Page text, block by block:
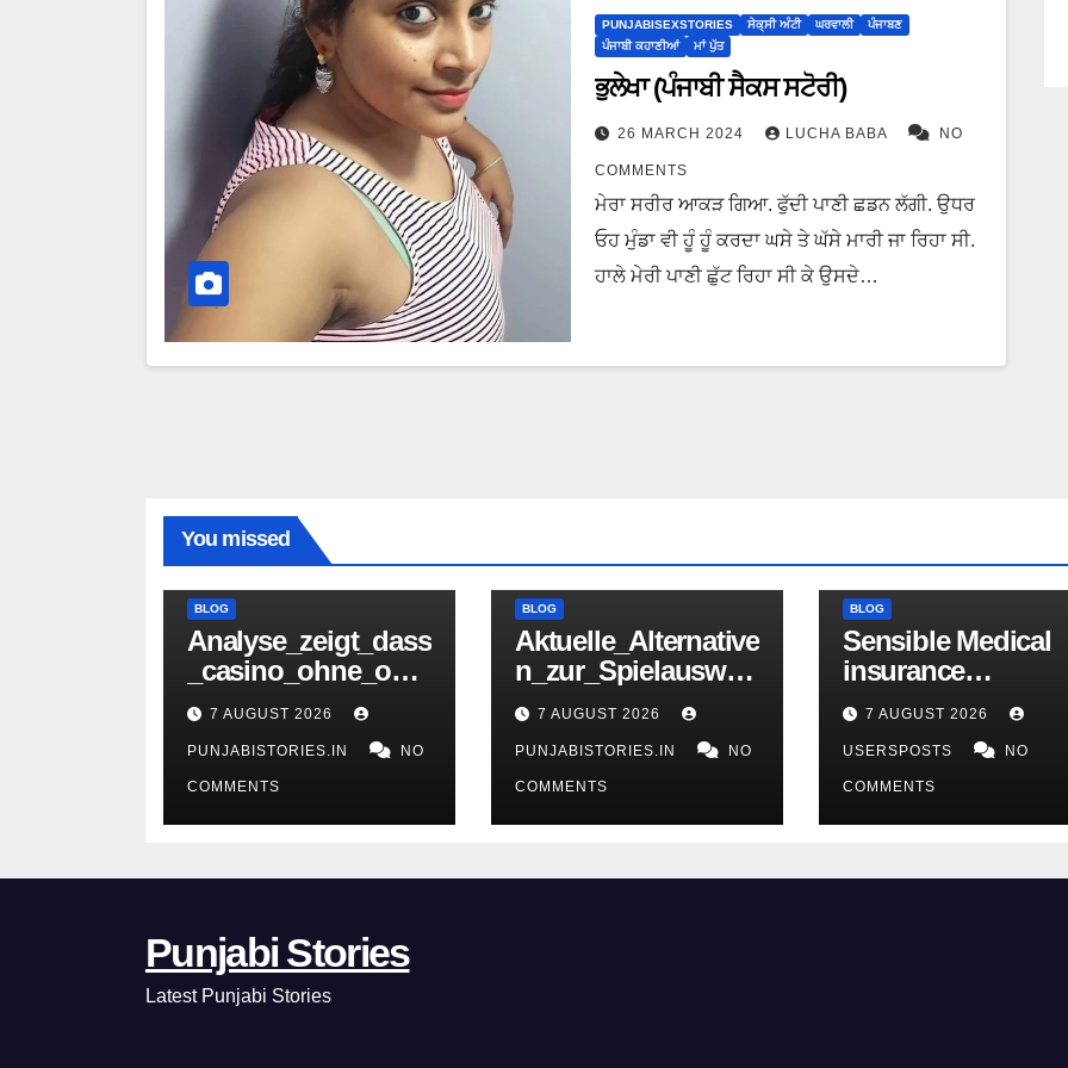
PUNJABISEXSTORIES ਸੇਕ੍ਸੀ ਅੰਟੀ ਘਰਵਾਲੀ
ਪੰਜਾਬਣ
ਪੰਜਾਬੀ ਕਹਾਣੀਆਂ
ਮਾਂ ਪੁੱਤ
ਭੁਲੇਖਾ (ਪੰਜਾਬੀ ਸੈਕਸ ਸਟੋਰੀ)
26 MARCH 2024 LUCHA BABA NO
COMMENTS
ਮੇਰਾ ਸਰੀਰ ਆਕੜ ਗਿਆ. ਫੁੱਦੀ ਪਾਣੀ ਛਡਨ ਲੱਗੀ. ਉਧਰ
ਓਹ ਮੁੰਡਾ ਵੀ ਹੂੰ ਹੂੰ ਕਰਦਾ ਘਸੇ ਤੇ ਘੱਸੇ ਮਾਰੀ ਜਾ ਰਿਹਾ ਸੀ.
ਹਾਲੇ ਮੇਰੀ ਪਾਣੀ ਛੁੱਟ ਰਿਹਾ ਸੀ ਕੇ ਉਸਦੇ…
You missed
BLOG
Analyse_zeigt_dass
_casino_ohne_oasi
s_für_deutsche_Sp
ieler_interessante_
Alternat
7 AUGUST 2026
PUNJABISTORIES.IN NO
COMMENTS
BLOG
Aktuelle_Alternative
n_zur_Spielauswah
l_ohne_oasis_casin
o_für_risikobewuss
tes_Gl
7 AUGUST 2026
PUNJABISTORIES.IN NO
COMMENTS
BLOG
Sensible Medical
insurance
Preparations
7 AUGUST 2026
USERSPOSTS NO
COMMENTS
Punjabi Stories
Latest Punjabi Stories